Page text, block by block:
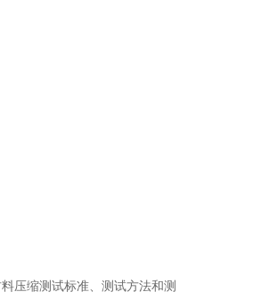
压缩测试标准、测试方法和测